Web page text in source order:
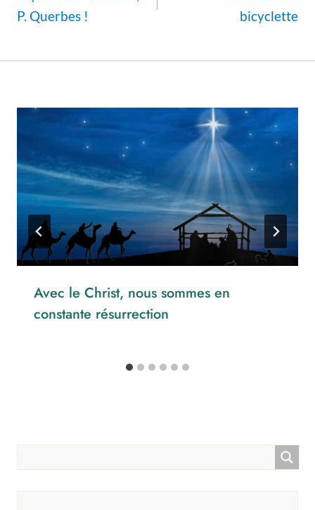
l’article
P. Querbes !
bicyclette
Avec le Christ, nous sommes en
constante résurrection